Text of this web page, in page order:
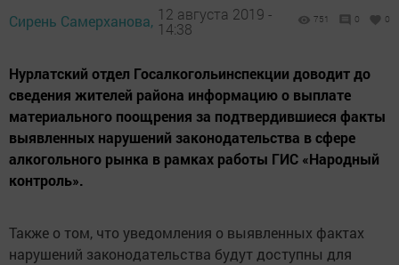
Сирень Самерханова, 12 августа 2019 -
14:38
751 0 0
Нурлатский отдел Госалкогольинспекции доводит до
сведения жителей района информацию о выплате
материального поощрения за подтвердившиеся факты
выявленных нарушений законодательства в сфере
алкогольного рынка в рамках работы ГИС «Народный
контроль».
Также о том, что уведомления о выявленных фактах
нарушений законодательства будут доступны для